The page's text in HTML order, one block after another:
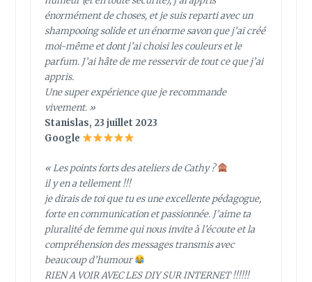
énormément de choses, et je suis reparti avec un
shampooing solide et un énorme savon que j’ai créé
moi-même et dont j’ai choisi les couleurs et le
parfum. J’ai hâte de me resservir de tout ce que j’ai
appris.
Une super expérience que je recommande
vivement. »
Stanislas, 23 juillet 2023
Google
« Les points forts des ateliers de Cathy ?
il y en a tellement !!!
je dirais de toi que tu es une excellente pédagogue,
forte en communication et passionnée. J’aime ta
pluralité de femme qui nous invite à l’écoute et la
compréhension des messages transmis avec
beaucoup d’humour
RIEN A VOIR AVEC LES DIY SUR INTERNET !!!!!!